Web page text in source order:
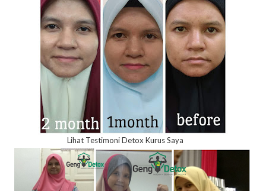
Lihat Testimoni Detox Kurus Saya